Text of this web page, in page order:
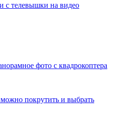
с телевышки на видео
фото с квадрокоптера
покрутить и выбрать